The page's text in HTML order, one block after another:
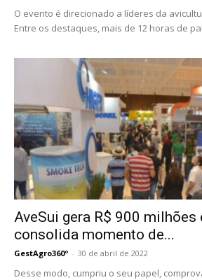
O evento é direcionado a líderes da
Entre os destaques, mais de 12 horas de
AveSui gera R$ 900 milhões
consolida momento de...
GestAgro360º - 30 de abril de 2022
Desse modo, cumpriu o seu papel,